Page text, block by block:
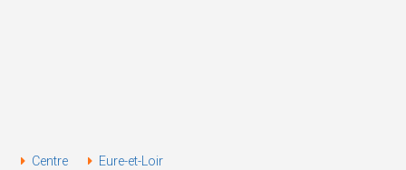
Centre
Eure-et-Loir